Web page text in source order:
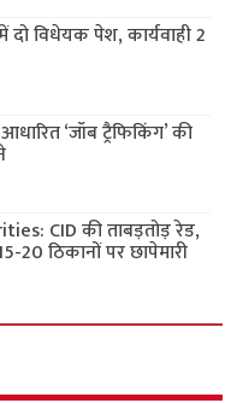
विधेयक पेश, कार्यवाही 2
‘जॉब ट्रैफिकिंग’ की
CID की ताबड़तोड़ रेड,
20 ठिकानों पर छापेमारी